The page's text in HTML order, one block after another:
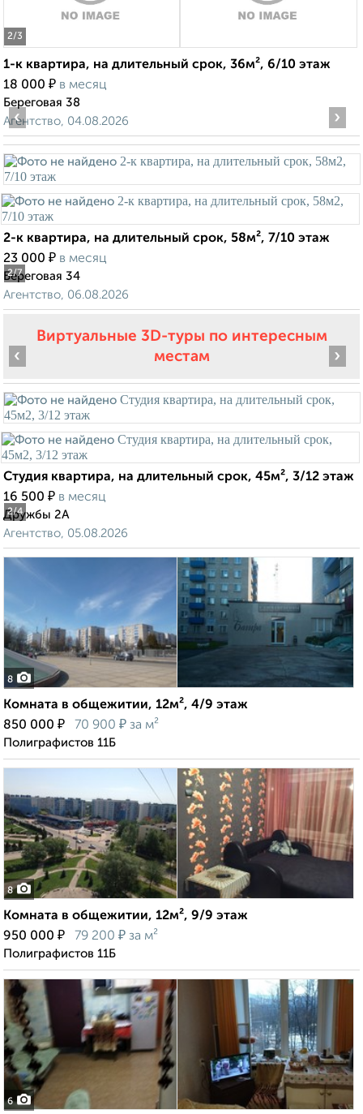
2/3
1-к квартира, на длительный срок, 36м², 6/10 этаж
18 000 ₽ в месяц
Береговая 38
Агентство, 04.08.2026
2/7
‹ ›
2-к квартира, на длительный срок, 58м², 7/10 этаж
23 000 ₽ в месяц
Береговая 34
Агентство, 06.08.2026
Виртуальные 3D-туры по интересным
местам
2/4
‹ ›
Студия квартира, на длительный срок, 45м², 3/12 этаж
16 500 ₽ в месяц
Дружбы 2А
Агентство, 05.08.2026
8
Комната в общежитии, 12м², 4/9 этаж
850 000 ₽ 70 900 ₽ за м²
Полиграфистов 11Б
8
Комната в общежитии, 12м², 9/9 этаж
950 000 ₽ 79 200 ₽ за м²
Полиграфистов 11Б
6